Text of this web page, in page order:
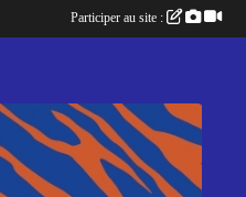
Participer au site :